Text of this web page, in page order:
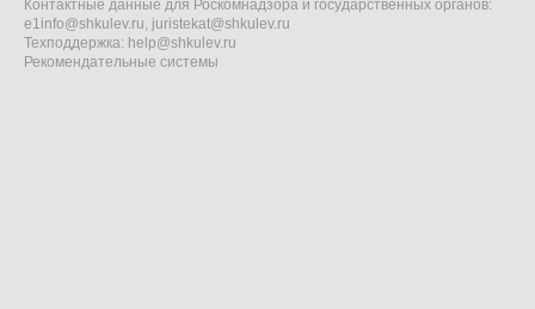
Контактные данные для Роскомнадзора и государственных органов:
e1info@shkulev.ru, juristekat@shkulev.ru
Техподдержка: help@shkulev.ru
Рекомендательные системы